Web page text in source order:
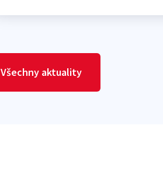
Všechny aktuality